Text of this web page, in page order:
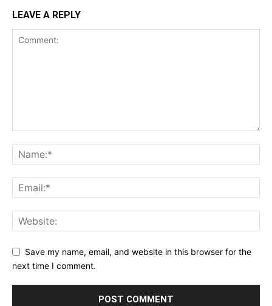
LEAVE A REPLY
Save my name, email, and website in this browser for the
next time I comment.